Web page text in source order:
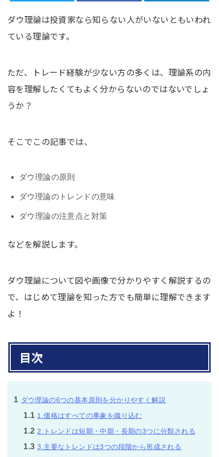
ダウ理論は投資家なら知らない人がいないともいわれ
ている理論です。
ただ、トレード経験が少ない方の多くは、理論系の内
容を理解したくてもよく分からないのではないでしょ
うか？
そこでこの記事では、
ダウ理論の原則
ダウ理論のトレンドの意味
ダウ理論の注意点と対策
などを解説します。
ダウ理論について図や画像で分かりやすく解説するの
で、はじめて理論を知った方でも簡単に理解できます
よ！
目次
1 ダウ理論の6つの基本原則を分かりやすく解説
1.1 1.価格はすべての事象を織り込む
1.2 2.トレンドは短期・中期・長期の3つに分類される
1.3 3.主要なトレンドは3つの段階から形成される